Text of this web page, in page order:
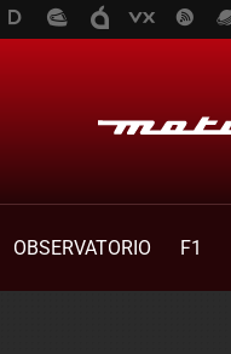
OBSERVATORIO F1